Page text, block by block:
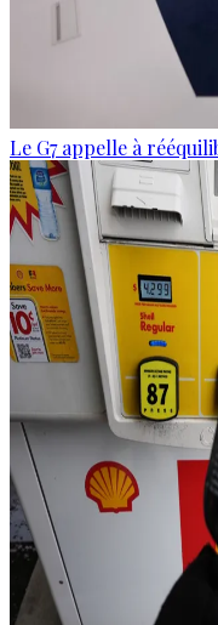
Le G7 appelle à